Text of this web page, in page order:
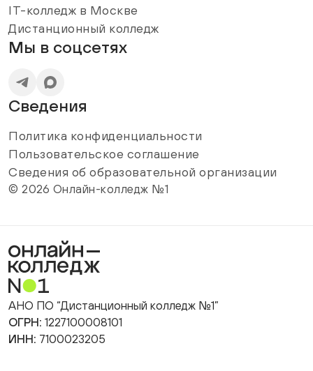
IT-колледж в Москве
Дистанционный колледж
Мы в соцсетях
Сведения
Политика конфиденциальности
Пользовательское соглашение
Сведения об образовательной организации
© 2026 Онлайн-колледж №1
АНО ПО “Дистанционный колледж №1”
ОГРН: 1227100008101
ИНН: 7100023205